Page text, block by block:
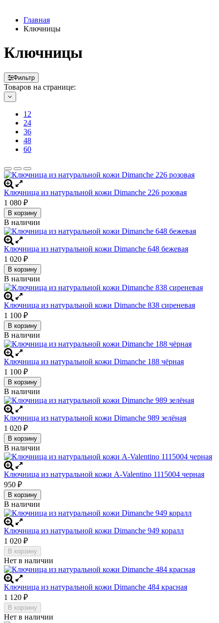
Главная
Ключницы
Ключницы
Фильтр
Товаров на странице:
12
24
36
48
60
Ключница из натуральной кожи Dimanche 226 розовая
1 080 ₽
В корзину
В наличии
Ключница из натуральной кожи Dimanche 648 бежевая
1 020 ₽
В корзину
В наличии
Ключница из натуральной кожи Dimanche 838 сиреневая
1 100 ₽
В корзину
В наличии
Ключница из натуральной кожи Dimanche 188 чёрная
1 100 ₽
В корзину
В наличии
Ключница из натуральной кожи Dimanche 989 зелёная
1 020 ₽
В корзину
В наличии
Ключница из натуральной кожи A-Valentino 1115004 черная
950 ₽
В корзину
В наличии
Ключница из натуральной кожи Dimanche 949 коралл
1 020 ₽
В корзину
Нет в наличии
Ключница из натуральной кожи Dimanche 484 красная
1 120 ₽
В корзину
Нет в наличии